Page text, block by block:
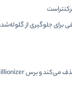
جلوگیری از